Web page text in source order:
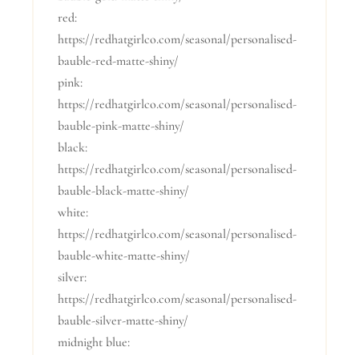
red:
https://redhatgirlco.com/seasonal/personalised-
bauble-red-matte-shiny/
pink:
https://redhatgirlco.com/seasonal/personalised-
bauble-pink-matte-shiny/
black:
https://redhatgirlco.com/seasonal/personalised-
bauble-black-matte-shiny/
white:
https://redhatgirlco.com/seasonal/personalised-
bauble-white-matte-shiny/
silver:
https://redhatgirlco.com/seasonal/personalised-
bauble-silver-matte-shiny/
midnight blue: